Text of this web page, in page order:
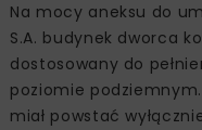
Na mocy aneksu do
S.A. budynek dworca
dostosowany do
poziomie
miał powstać